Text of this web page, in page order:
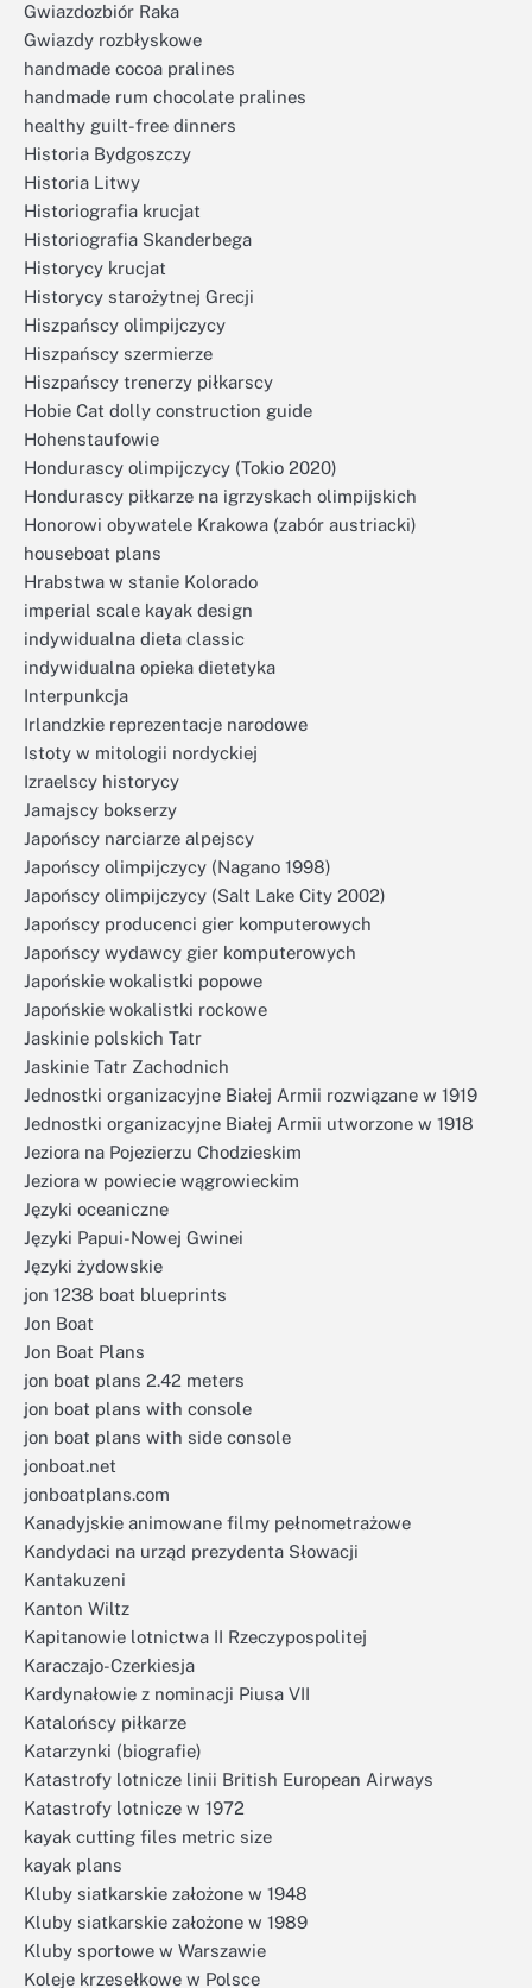
Gwiazdozbiór Raka
Gwiazdy rozbłyskowe
handmade cocoa pralines
handmade rum chocolate pralines
healthy guilt-free dinners
Historia Bydgoszczy
Historia Litwy
Historiografia krucjat
Historiografia Skanderbega
Historycy krucjat
Historycy starożytnej Grecji
Hiszpańscy olimpijczycy
Hiszpańscy szermierze
Hiszpańscy trenerzy piłkarscy
Hobie Cat dolly construction guide
Hohenstaufowie
Hondurascy olimpijczycy (Tokio 2020)
Hondurascy piłkarze na igrzyskach olimpijskich
Honorowi obywatele Krakowa (zabór austriacki)
houseboat plans
Hrabstwa w stanie Kolorado
imperial scale kayak design
indywidualna dieta classic
indywidualna opieka dietetyka
Interpunkcja
Irlandzkie reprezentacje narodowe
Istoty w mitologii nordyckiej
Izraelscy historycy
Jamajscy bokserzy
Japońscy narciarze alpejscy
Japońscy olimpijczycy (Nagano 1998)
Japońscy olimpijczycy (Salt Lake City 2002)
Japońscy producenci gier komputerowych
Japońscy wydawcy gier komputerowych
Japońskie wokalistki popowe
Japońskie wokalistki rockowe
Jaskinie polskich Tatr
Jaskinie Tatr Zachodnich
Jednostki organizacyjne Białej Armii rozwiązane w 1919
Jednostki organizacyjne Białej Armii utworzone w 1918
Jeziora na Pojezierzu Chodzieskim
Jeziora w powiecie wągrowieckim
Języki oceaniczne
Języki Papui-Nowej Gwinei
Języki żydowskie
jon 1238 boat blueprints
Jon Boat
Jon Boat Plans
jon boat plans 2.42 meters
jon boat plans with console
jon boat plans with side console
jonboat.net
jonboatplans.com
Kanadyjskie animowane filmy pełnometrażowe
Kandydaci na urząd prezydenta Słowacji
Kantakuzeni
Kanton Wiltz
Kapitanowie lotnictwa II Rzeczypospolitej
Karaczajo-Czerkiesja
Kardynałowie z nominacji Piusa VII
Katalońscy piłkarze
Katarzynki (biografie)
Katastrofy lotnicze linii British European Airways
Katastrofy lotnicze w 1972
kayak cutting files metric size
kayak plans
Kluby siatkarskie założone w 1948
Kluby siatkarskie założone w 1989
Kluby sportowe w Warszawie
Koleje krzesełkowe w Polsce